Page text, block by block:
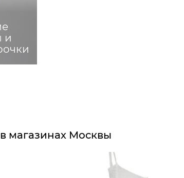
и
магазинах Москвы